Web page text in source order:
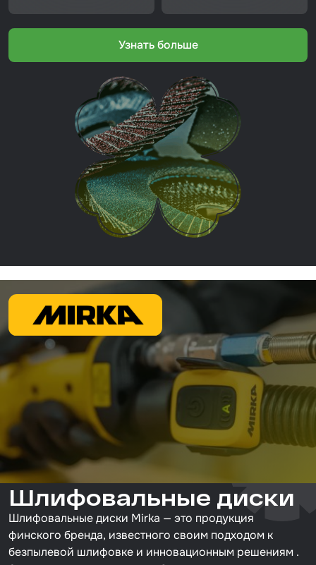
Узнать больше
Шлифовальные диски
Шлифовальные диски Mirka — это продукция
финского бренда, известного своим подходом к
безпылевой шлифовке и инновационным решениям .